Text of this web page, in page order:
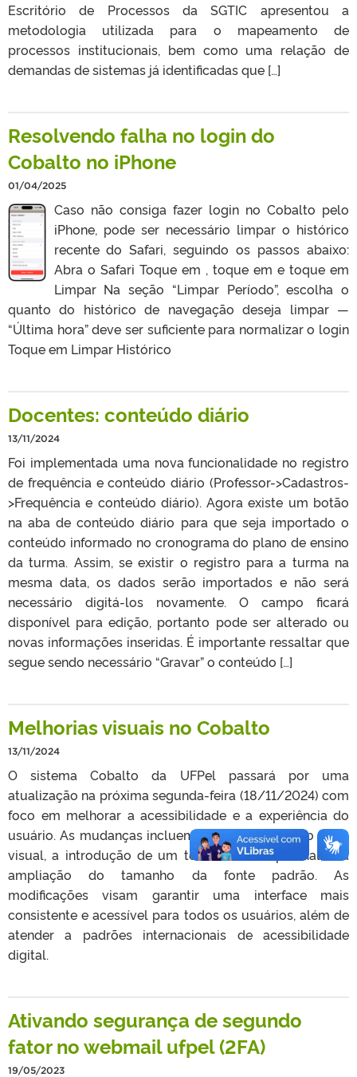
Escritório de Processos da SGTIC apresentou a
metodologia utilizada para o mapeamento de
processos institucionais, bem como uma relação de
demandas de sistemas já identificadas que […]
Resolvendo falha no login do
Cobalto no iPhone
01/04/2025
Caso não consiga fazer login no Cobalto pelo
iPhone, pode ser necessário limpar o histórico
recente do Safari, seguindo os passos abaixo:
Abra o Safari Toque em , toque em e toque em
Limpar Na seção “Limpar Período”, escolha o
quanto do histórico de navegação deseja limpar —
“Última hora” deve ser suficiente para normalizar o login
Toque em Limpar Histórico
Docentes: conteúdo diário
13/11/2024
Foi implementada uma nova funcionalidade no registro
de frequência e conteúdo diário (Professor->Cadastros-
>Frequência e conteúdo diário). Agora existe um botão
na aba de conteúdo diário para que seja importado o
conteúdo informado no cronograma do plano de ensino
da turma. Assim, se existir o registro para a turma na
mesma data, os dados serão importados e não será
necessário digitá-los novamente. O campo ficará
disponível para edição, portanto pode ser alterado ou
novas informações inseridas. É importante ressaltar que
segue sendo necessário “Gravar” o conteúdo […]
Melhorias visuais no Cobalto
13/11/2024
O sistema Cobalto da UFPel passará por uma
atualização na próxima segunda-feira (18/11/2024) com
foco em melhorar a acessibilidade e a experiência do
usuário. As mudanças incluem a padronização do tema
visual, a introdução de um tema escuro opcional, e a
ampliação do tamanho da fonte padrão. As
modificações visam garantir uma interface mais
consistente e acessível para todos os usuários, além de
atender a padrões internacionais de acessibilidade
digital.
Ativando segurança de segundo
fator no webmail ufpel (2FA)
19/05/2023